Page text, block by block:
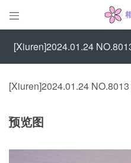

[Xiuren]2024.01.24
[Xiuren]2024.01.24
预览图